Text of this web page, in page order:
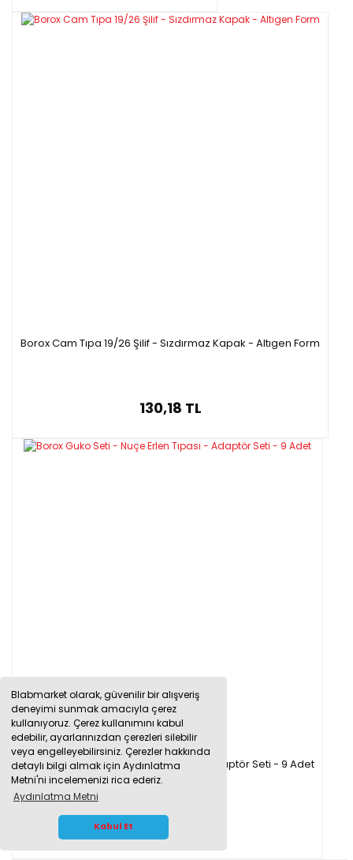
Blabmarket olarak, güvenilir bir alışveriş
deneyimi sunmak amacıyla çerez
kullanıyoruz. Çerez kullanımını kabul
edebilir, ayarlarınızdan çerezleri silebilir
veya engelleyebilirsiniz. Çerezler hakkında
detaylı bilgi almak için Aydınlatma
Metni'ni incelemenizi rica ederiz.
Aydınlatma Metni
Kabul Et
Borox Cam Tıpa 19/26 Şilif - Sızdırmaz Kapak - Altıgen Form
130,18 TL
Borox Guko Seti - Nuçe Erlen Tıpası - Adaptör Seti - 9 Adet
WHATSAPP İLETİŞİM